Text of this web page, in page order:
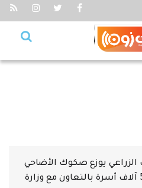
الزراعي يوزع صكوك الأضاحي
على 5 آلاف أسرة بالتعاون مع وزارة